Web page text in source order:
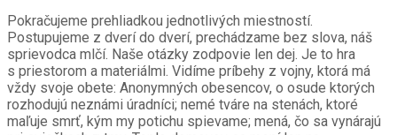
Pokračujeme prehliadkou jednotlivých miestností.
Postupujeme z dverí do dverí, prechádzame bez slova, náš
sprievodca mlčí. Naše otázky zodpovie len dej. Je to hra
s priestorom a materiálmi. Vidíme príbehy z vojny, ktorá má
vždy svoje obete: Anonymných obesencov, o osude ktorých
rozhodujú neznámi úradníci; nemé tváre na stenách, ktoré
maľuje smrť, kým my potichu spievame; mená, čo sa vynárajú